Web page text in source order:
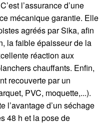
l’assurance d’une
mécanique garantie. Elle
agréés par Sika, afin
la faible épaisseur de la
réaction aux
chauffants. Enfin,
recouverte par un
PVC, moquette,...).
l’avantage d’un séchage
48 h et la pose de